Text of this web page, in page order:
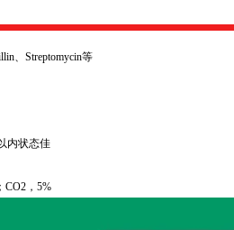
、 Streptomycin等
内状态佳
； CO2 ， 5%